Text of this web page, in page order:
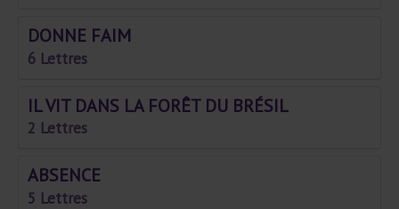
DONNE FAIM
6 Lettres
IL VIT DANS LA FORÊT DU BRÉSIL
2 Lettres
ABSENCE
5 Lettres